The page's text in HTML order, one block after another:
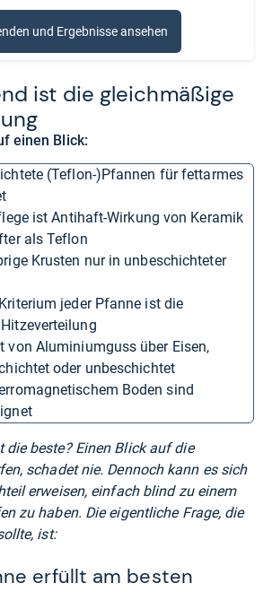
ist die gleich­mä­ßige
einen Blick:
als Teflon
oder unbeschichtet
die beste? Einen Blick auf die
schadet nie. Dennoch kann es sich
erweisen, einfach blind zu einem
zu haben. Die eigentliche Frage, die
ist:
erfüllt am besten
und Ergebnisse ansehen